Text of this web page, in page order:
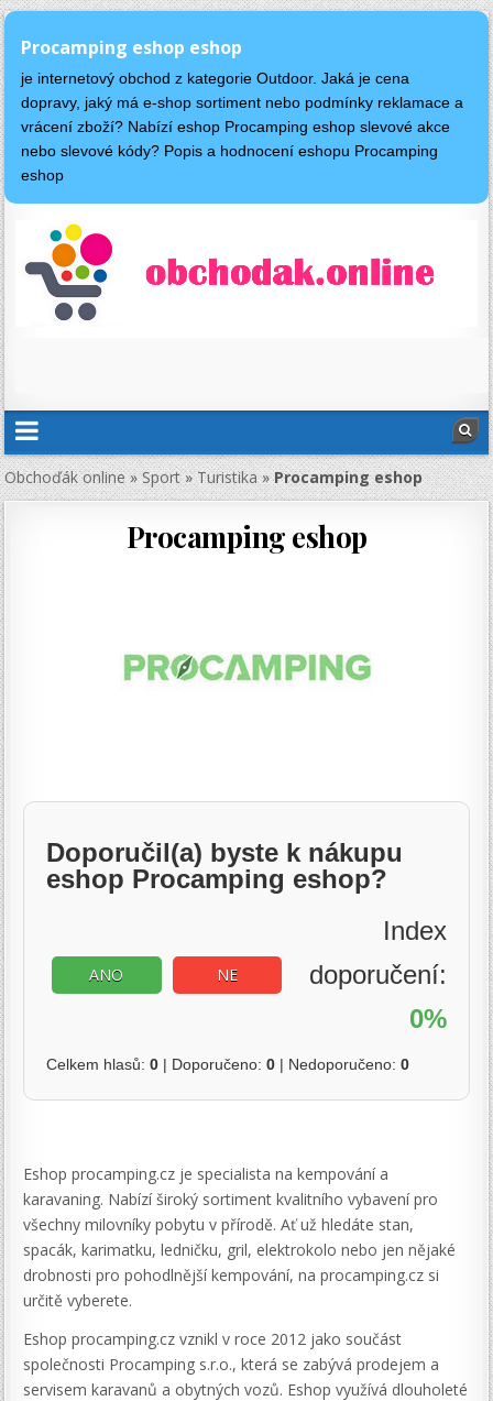
Procamping eshop eshop
je internetový obchod z kategorie Outdoor. Jaká je cena
dopravy, jaký má e-shop sortiment nebo podmínky reklamace a
vrácení zboží? Nabízí eshop Procamping eshop slevové akce
nebo slevové kódy? Popis a hodnocení eshopu Procamping
eshop
Obchoďák online»Sport»Turistika»Procamping eshop
Procamping eshop
Doporučil(a) byste k nákupu
eshop Procamping eshop?
ANO NE
Index
doporučení:
0%
Celkem hlasů:0 | Doporučeno:0 | Nedoporučeno:0
Eshop procamping.cz je specialista na kempování a
karavaning. Nabízí široký sortiment kvalitního vybavení pro
všechny milovníky pobytu v přírodě. Ať už hledáte stan,
spacák, karimatku, ledničku, gril, elektrokolo nebo jen nějaké
drobnosti pro pohodlnější kempování, na procamping.cz si
určitě vyberete.
Eshop procamping.cz vznikl v roce 2012 jako součást
společnosti Procamping s.r.o., která se zabývá prodejem a
servisem karavanů a obytných vozů. Eshop využívá dlouholeté